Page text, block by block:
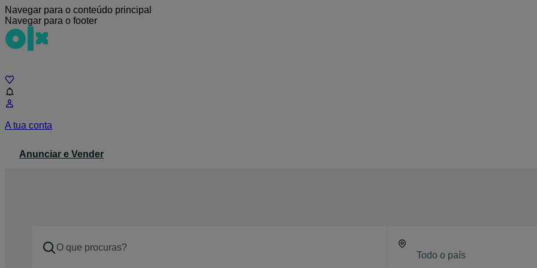
Navegar para o conteúdo principal
Navegar para o footer
A tua conta
Anunciar e Vender